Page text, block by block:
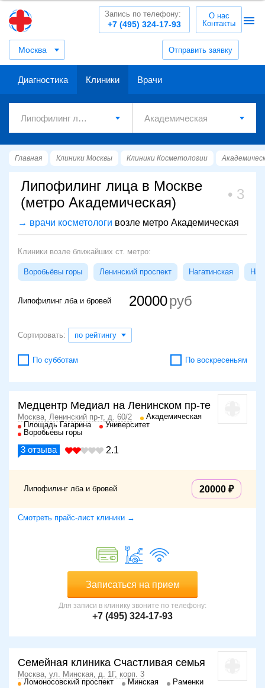
Москва Отправить заявку
+7 (495) 324-17-93
Запись по телефону:
О нас
Контакты
Диагностика Клиники Врачи
Главная Клиники Москвы Клиники Косметологии
Липофилинг лица в Москве
(метро Академическая)
3
→ врачи косметологи возле метро Академическая
Клиники возле ближайших ст. метро:
Воробьёвы горы Ленинский проспект Нагатинская
Липофилинг лба и бровей 20000
Сортировать: по рейтингу
По субботам По воскресеньям
Медцентр Медиал на Ленинском пр-те
Москва, Ленинский пр-т, д. 60/2
Академическая
Площадь Гагарина
Университет
Воробьёвы горы
3 отзыва 2.1
Липофилинг лба и бровей 20000
Смотреть прайс-лист клиники →
Записаться на прием
Для записи в клинику звоните по телефону:
+7 (495) 324-17-93
Семейная клиника Счастливая семья
Москва, ул. Минская, д. 1Г, корп. 3
Ломоносовский проспект
Минская Раменки